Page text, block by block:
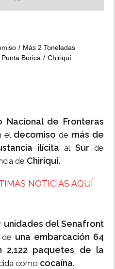
Más 2 Toneladas
Punta Burica Chiriquí
Nacional de Fronteras
el decomiso de más de
ilícita al Surde
de Chiriquí.
NOTICIAS AQUÍ
unidades del Senafront
una embarcación 64
2,122 paquetes de la
como cocaína.